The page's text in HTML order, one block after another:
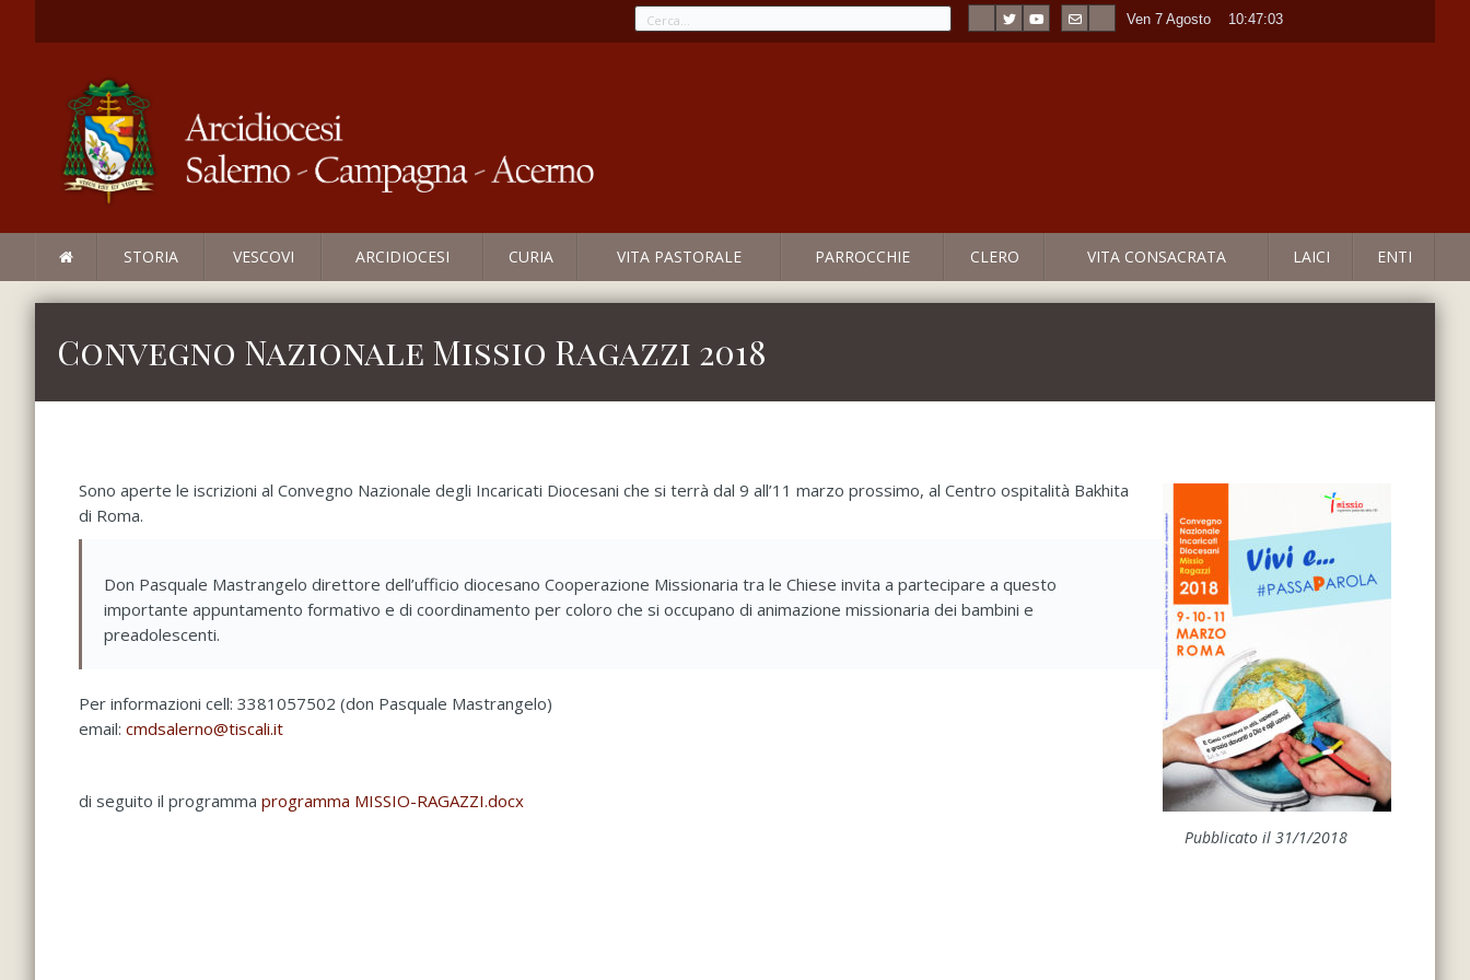
Ven 7 Agosto 10:47:03
STORIA VESCOVI ARCIDIOCESI CURIA VITA PASTORALE PARROCCHIE CLERO VITA CONSACRATA LAICI ENTI
Convegno Nazionale Missio Ragazzi 2018
Sono aperte le iscrizioni al Convegno Nazionale degli Incaricati Diocesani che si terrà dal 9 all’11 marzo prossimo, al Centro ospitalità Bakhita
di Roma.
Don Pasquale Mastrangelo direttore dell’ufficio diocesano Cooperazione Missionaria tra le Chiese invita a partecipare a questo
importante appuntamento formativo e di coordinamento per coloro che si occupano di animazione missionaria dei bambini e
preadolescenti.
Per informazioni cell: 3381057502 (don Pasquale Mastrangelo)
email: cmdsalerno@tiscali.it
di seguito il programma programma MISSIO-RAGAZZI.docx
Pubblicato il 31/1/2018